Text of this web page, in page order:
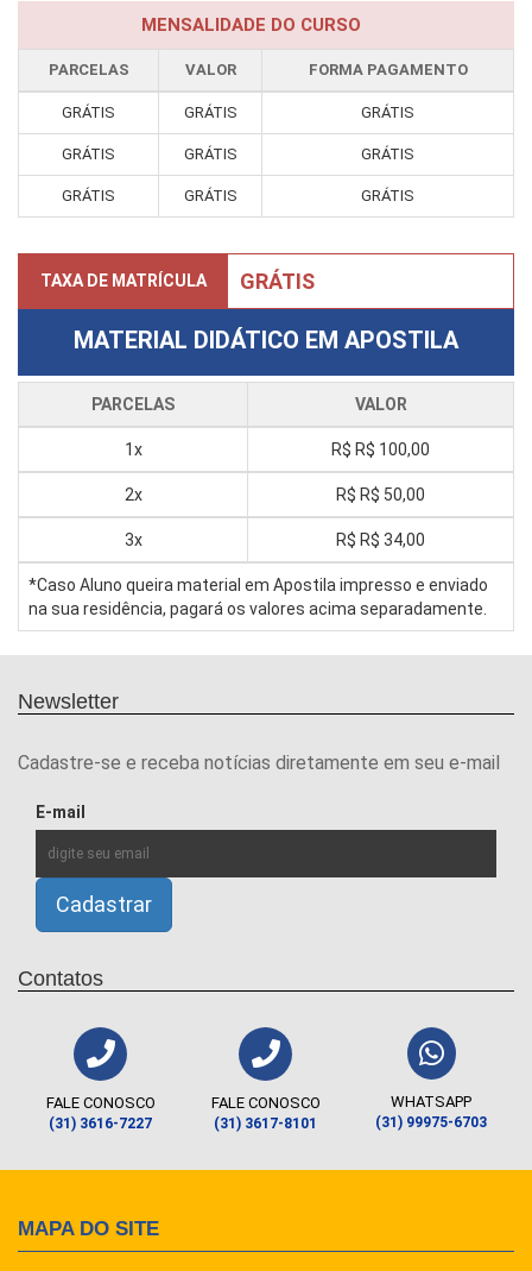
MENSALIDADE DO CURSO
PARCELAS VALOR FORMA PAGAMENTO
GRÁTIS GRÁTIS GRÁTIS
GRÁTIS GRÁTIS GRÁTIS
GRÁTIS GRÁTIS GRÁTIS
TAXA DE MATRÍCULA GRÁTIS
MATERIAL DIDÁTICO EM APOSTILA
PARCELAS VALOR
1x R$ R$ 100,00
2x R$ R$ 50,00
3x R$ R$ 34,00
*Caso Aluno queira material em Apostila impresso e enviado
na sua residência, pagará os valores acima separadamente.
Newsletter
Cadastre-se e receba notícias diretamente em seu e-mail
E-mail
Contatos
FALE CONOSCO
(31) 3616-7227
FALE CONOSCO
(31) 3617-8101
WHATSAPP
(31) 99975-6703
MAPA DO SITE